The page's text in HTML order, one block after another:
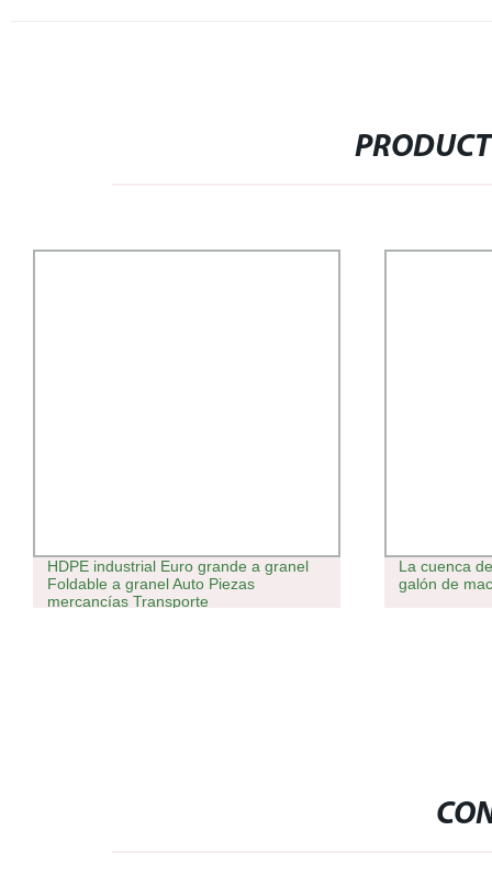
La cuenca del galón duradera Maceta 6
galón de macetas de plástico
Self Water
Blanco claro